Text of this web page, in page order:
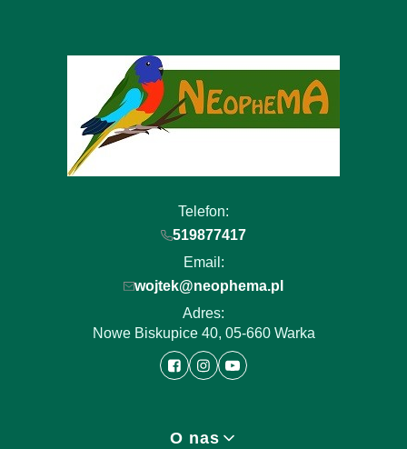
Telefon:
519877417
Email:
wojtek@neophema.pl
Adres:
Nowe Biskupice 40, 05-660 Warka
O nas